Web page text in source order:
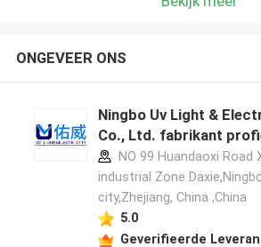
ONGEVEER ONS
Ningbo Uv Light &
Co., Ltd. fabrikant
NO 99 Huandaoxi Road
industrial Zone
city,Zhejiang, China ,China
5.0
Geverifieerde